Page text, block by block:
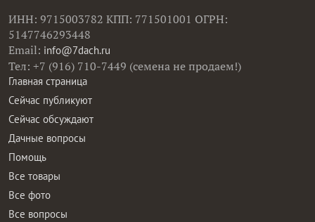
ИНН: 9715003782 КПП: 771501001 ОГРН:
5147746293448
Email: info@7dach.ru
Тел: +7 (916) 710-7449 (семена не продаем!)
Главная страница
Сейчас публикуют
Сейчас обсуждают
Дачные вопросы
Помощь
Все товары
Все фото
Все вопросы